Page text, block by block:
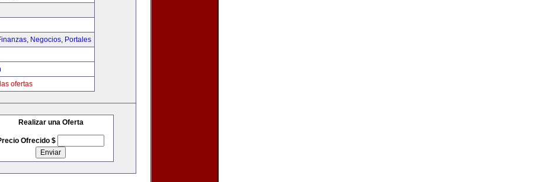
, Negocios, Portales
ofertas
Realizar una Oferta
Ofrecido $